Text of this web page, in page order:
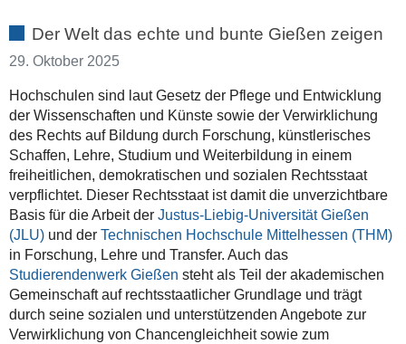
Der Welt das echte und bunte Gießen zeigen
29. Oktober 2025
Hochschulen sind laut Gesetz der Pflege und Entwicklung
der Wissenschaften und Künste sowie der Verwirklichung
des Rechts auf Bildung durch Forschung, künstlerisches
Schaffen, Lehre, Studium und Weiterbildung in einem
freiheitlichen, demokratischen und sozialen Rechtsstaat
verpflichtet. Dieser Rechtsstaat ist damit die unverzichtbare
Basis für die Arbeit der Justus-Liebig-Universität Gießen
(JLU)und der Technischen Hochschule Mittelhessen (THM)
in Forschung, Lehre und Transfer. Auch das
Studierendenwerk Gießen steht als Teil der akademischen
Gemeinschaft auf rechtsstaatlicher Grundlage und trägt
durch seine sozialen und unterstützenden Angebote zur
Verwirklichung von Chancengleichheit sowie zum